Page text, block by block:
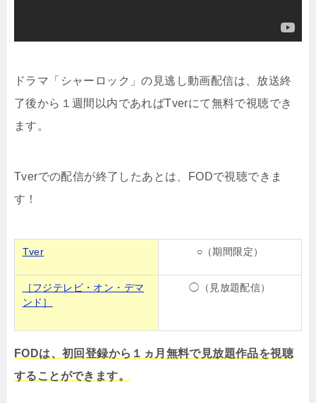
ドラマ「シャーロック」の見逃し動画配信は、放送終
了後から１週間以内であればTverにて無料で視聴でき
ます。
Tverでの配信が終了したあとは、FODで視聴できま
す！
Tver ○（期間限定）
［フジテレビ・オン・デマ
ンド］
◯（見放題配信）
FODは、初回登録から１ヵ月無料で見放題作品を視聴
することができます。